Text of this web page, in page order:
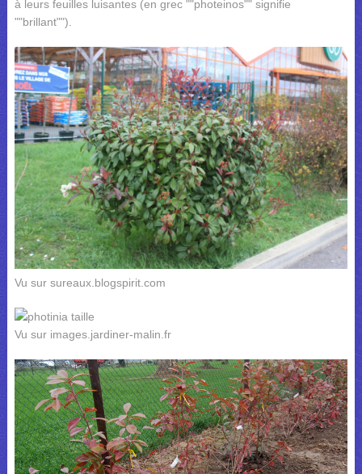
à leurs feuilles luisantes (en grec ""photeinos"" signifie
""brillant"").
Vu sur sureaux.blogspirit.com
Vu sur images.jardiner-malin.fr